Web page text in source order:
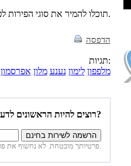
* תוכלו להמיר את סוגי הפירות לפי טעמכם ובחירתכם. ולפי הזמינות בשוק.
הדפסה
תגיות:
מלפפון לימון נענע מלון אפרסמון
רוצים להיות הראשונים לדעת איזה מתכונים פורסמו השבוע באתר?
פרטיותך מובטחת. לא נחשוף את פרטיך. בכל רגע תוכל לבטל הרשמה לדיוור זה.